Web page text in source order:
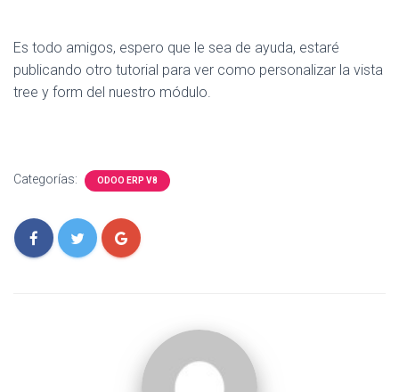
Es todo amigos, espero que le sea de ayuda, estaré
publicando otro tutorial para ver como personalizar la vista
tree y form del nuestro módulo.
Categorías: ODOO ERP V8